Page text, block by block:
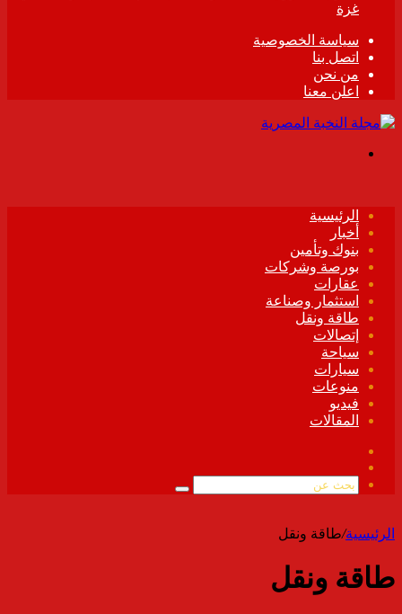
غزة
سياسة الخصوصية
اتصل بنا
من نحن
اعلن معنا
الرئيسية
أخبار
بنوك وتأمين
بورصة وشركات
عقارات
استثمار وصناعة
طاقة ونقل
إتصالات
سياحة
سيارات
منوعات
فيديو
المقالات
الموقع
بحث
الرئيسية/طاقة ونقل
طاقة ونقل